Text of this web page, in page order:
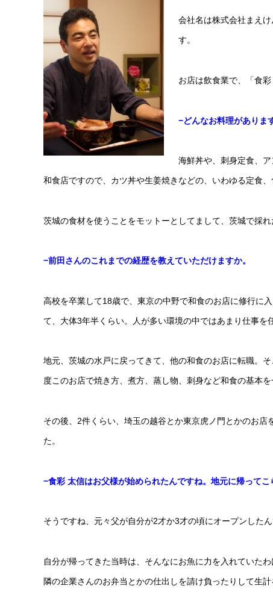
会社名は株式会社まえ
す。
お店は飲食業で、「食
−どんなお料理がありま
海鮮丼や、刺身定食、
和食店ですので、カツ丼や生姜焼きなどの、いわゆる定食、
茨城の食材を使うことをモットーとしてまして、茨城で採
−前田さんのこれまでの経歴を教えていただけますか。
高校を卒業して18歳で、東京の中野で和食のお店に修行に
て、大体3年半くらい。人が多い環境の中ではあまり仕事を
地元、茨城の水戸に戻ってきて、他の和食のお店に転職。
度このお店で焼き方、煮方、蒸し物、刺身など和食の基本を
その後、2件くらい、埼玉の越谷とか東京虎ノ門とかのお
た。
−食彩 太信はお父様が始められたんですね。地元に帰ってこ
そうですね、元々父が自分が2才か3才の頃にオープンした
自分が帰ってきた当時は、そんなにお魚に力を入れていた
隣の企業さんのお弁当とかの仕出しを請け負ったりして生計